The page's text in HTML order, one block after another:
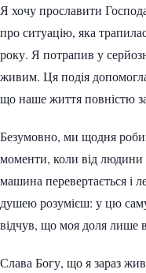
Я хочу прославити
про ситуацію, яка
року. Я потрапив у
живим. Ця подія
що наше життя повністю
Безумовно, ми щодня
моменти, коли від людини
машина перевертається і
душею розумієш: у цю
відчув, що моя доля лише
Слава Богу, що я зараз